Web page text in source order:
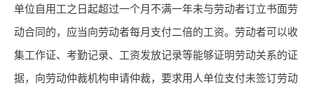
单位自用工之日起超过一个月不满一年未与劳动者订立书面劳
动合同的，应当向劳动者每月支付二倍的工资。劳动者可以收
集工作证、考勤记录、工资发放记录等能够证明劳动关系的证
据，向劳动仲裁机构申请仲裁，要求用人单位支付未签订劳动